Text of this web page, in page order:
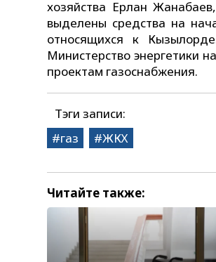
хозяйства Ерлан
выделены средства на
относящихся к
Министерство энергетики
проектам газоснабжения.
Тэги записи:
газ
ЖКХ
Читайте также: